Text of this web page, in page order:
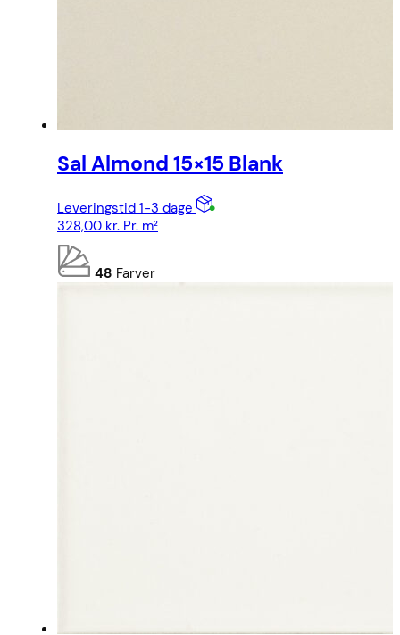
Sal Almond 15×15 Blank
Leveringstid 1-3 dage
328,00 kr. Pr. m²
48 Farver